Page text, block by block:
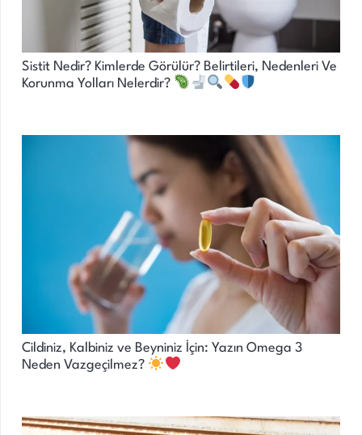
Sistit Nedir? Kimlerde Görülür? Belirtileri, Nedenleri Ve
Korunma Yolları Nelerdir?
Cildiniz, Kalbiniz ve Beyniniz İçin: Yazın Omega 3
Neden Vazgeçilmez?